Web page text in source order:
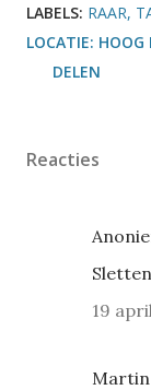
LABELS: RAAR
LOCATIE: HOOG
DELEN
Reacties
19